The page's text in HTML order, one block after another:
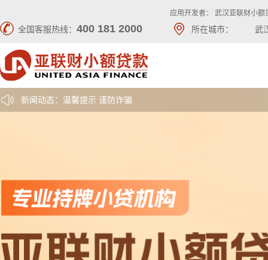
应用开发者： 武汉亚联财小
全国客服热线： 400 181 2000 所在城市： 武
新闻动态：关于勿轻信非官方渠道的小贷业务信息之声明
新闻动态：温馨提示 谨防诈骗